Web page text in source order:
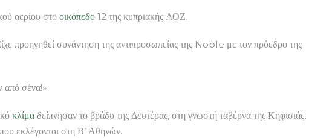
αερίου στο οικόπεδο 12 της κυπριακής ΑΟΖ.
προηγηθεί συνάντηση της αντιπροσωπείας της Noble με τον πρόεδρο της
σένα!»
κλίμα δείπνησαν το βράδυ της Δευτέρας, στη γνωστή ταβέρνα της Κηφισιάς,
εκλέγονται στη Β’ Αθηνών.